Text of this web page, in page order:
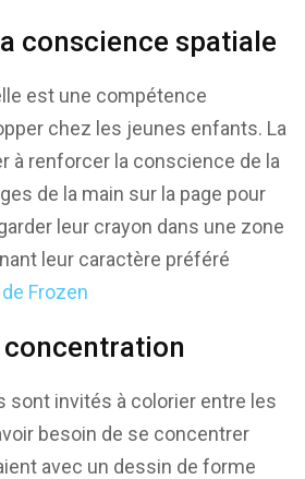
conscience spatiale
est une compétence
chez les jeunes enfants. La
à renforcer la conscience de la
de la main sur la page pour
leur crayon dans une zone
leur caractère préféré
Frozen
concentration
sont invités à colorier entre les
besoin de se concentrer
avec un dessin de forme